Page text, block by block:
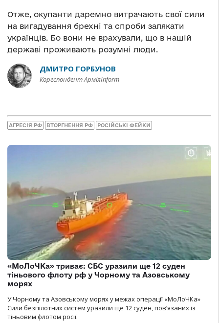
Отже, окупанти даремно витрачають свої сили
на вигадування брехні та спроби залякати
українців. Бо вони не врахували, що в нашій
державі проживають розумні люди.
ДМИТРО ГОРБУНОВ
Кореспондент АрміяInform
АГРЕСІЯ РФ ВТОРГНЕННЯ РФ РОСІЙСЬКІ ФЕЙКИ
«МоЛоЧКа» триває: СБС уразили ще 12 суден
тіньового флоту рф у Чорному та Азовському
морях
У Чорному та Азовському морях у межах операції «МоЛоЧКа»
Сили безпілотних систем уразили ще 12 суден, пов’язаних із
тіньовим флотом росії.